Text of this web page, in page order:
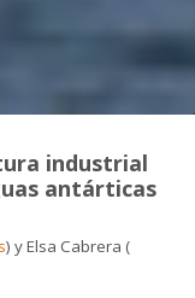
industrial
antárticas
) y Elsa Cabrera (